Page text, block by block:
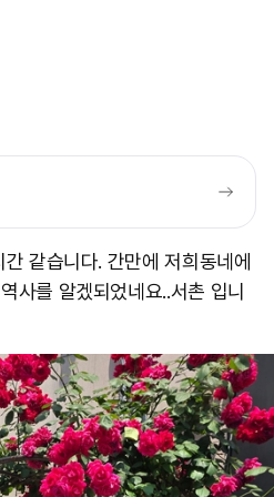
같습니다. 간만에 저희동네에
사를 알겠되었네요..서촌 입니